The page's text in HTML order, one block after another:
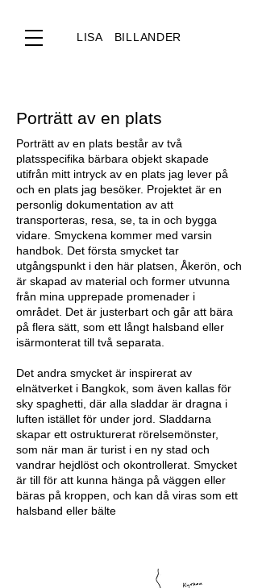
LISA BILLANDER
Porträtt av en plats
Porträtt av en plats består av två
platsspecifika bärbara objekt skapade
utifrån mitt intryck av en plats jag lever på
och en plats jag besöker. Projektet är en
personlig dokumentation av att
transporteras, resa, se, ta in och bygga
vidare. Smyckena kommer med varsin
handbok. Det första smycket tar
utgångspunkt i den här platsen, Åkerön, och
är skapad av material och former utvunna
från mina upprepade promenader i
området. Det är justerbart och går att bära
på flera sätt, som ett långt halsband eller
isärmonterat till två separata.
Det andra smycket är inspirerat av
elnätverket i Bangkok, som även kallas för
sky spaghetti, där alla sladdar är dragna i
luften istället för under jord. Sladdarna
skapar ett ostrukturerat rörelsemönster,
som när man är turist i en ny stad och
vandrar hejdlöst och okontrollerat. Smycket
är till för att kunna hänga på väggen eller
bäras på kroppen, och kan då viras som ett
halsband eller bälte